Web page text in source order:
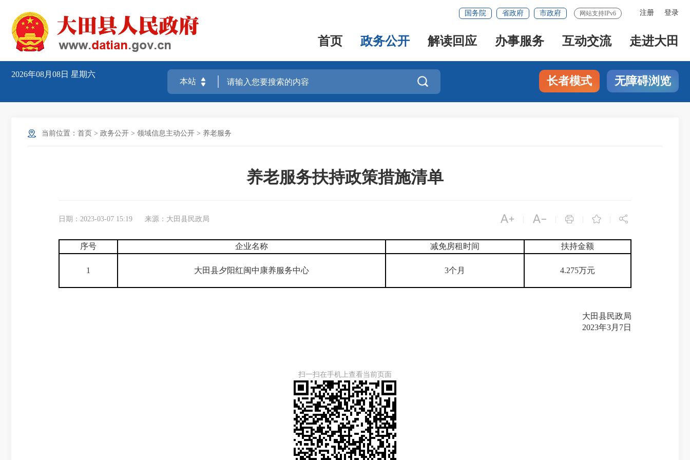
注册 登录
国务院 省政府 市政府 网站支持IPv6
首页 政务公开 解读回应 办事服务 互动交流 走进大田
2026年08月08日 星期六
 长者模式 无障碍浏览
当前位置： 首页 > 政务公开 > 领域信息主动公开 > 养老服务
养老服务扶持政策措施清单
日期：2023-03-07 15:19 来源：大田县民政局     
序号 企业名称 减免房租时间 扶持金额
1 大田县夕阳红闽中康养服务中心 3个月 4.275万元
大田县民政局
2023年3月7日
扫一扫在手机上查看当前页面